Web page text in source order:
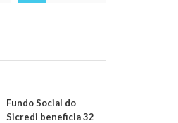
Fundo Social do
Sicredi beneficia 32